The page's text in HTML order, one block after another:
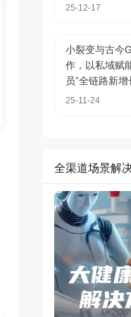
25-12-17
小裂变与古今
作，以私域赋
员”全链路新增
25-11-24
全渠道场景解